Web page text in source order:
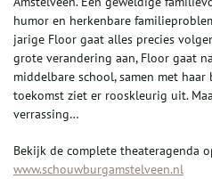
humor en herkenbare
jarige Floor gaat alles precies
grote verandering aan, Floor gaat
middelbare school, samen met
toekomst ziet er rooskleurig uit.
verrassing…
Bekijk de complete theateragenda
www.schouwburgamstelveen.nl